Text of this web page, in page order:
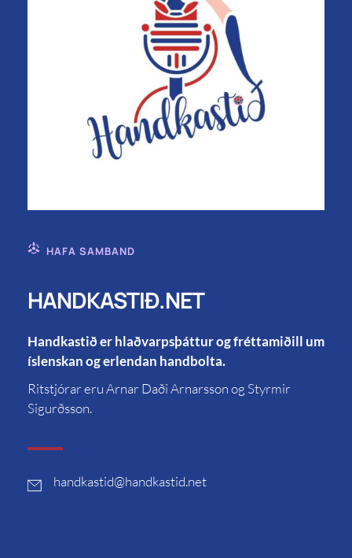
HAFA SAMBAND
HANDKASTIÐ.NET
Handkastið er hlaðvarpsþáttur og fréttamiðill um
íslenskan og erlendan handbolta.
Ritstjórar eru Arnar Daði Arnarsson og Styrmir
Sigurðsson.
handkastid@handkastid.net